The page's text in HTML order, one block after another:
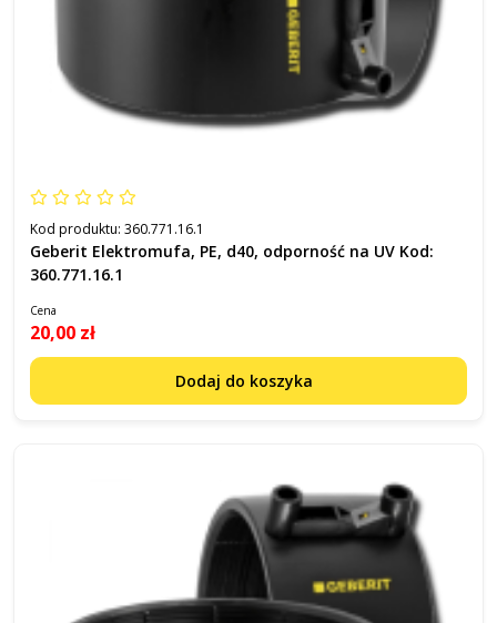
Kod produktu: 360.771.16.1
Geberit Elektromufa, PE, d40, odporność na UV Kod:
360.771.16.1
Cena
20,00 zł
Dodaj do koszyka